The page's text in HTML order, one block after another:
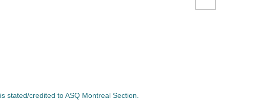
stated/credited to ASQ Montreal Section.